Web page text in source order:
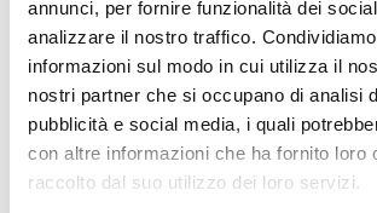
annunci, per fornire funzionalità dei
analizzare il nostro traffico.
informazioni sul modo in cui utilizza il
nostri partner che si occupano di analisi
pubblicità e social media, i quali
con altre informazioni che ha fornito loro
raccolto dal suo utilizzo dei loro servizi.